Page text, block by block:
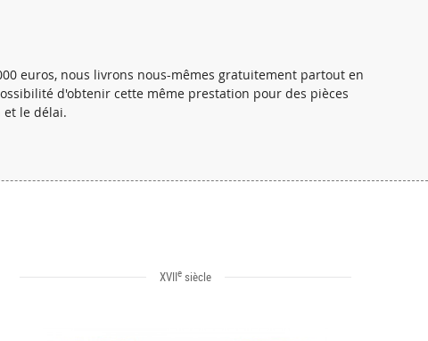
euros, nous livrons nous-mêmes gratuitement partout en
d'obtenir cette même prestation pour des pièces
le délai.
XVIIe siècle